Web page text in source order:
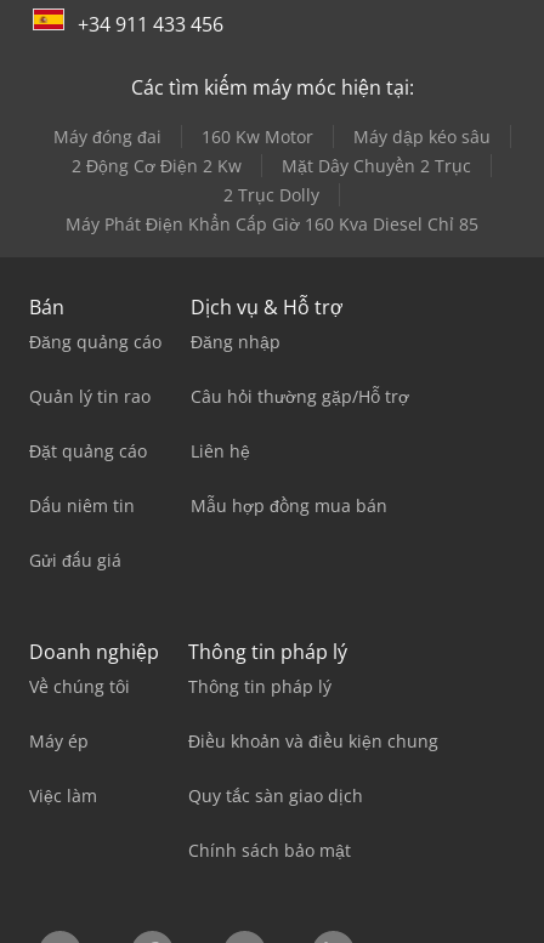
+34 911 433 456
Các tìm kiếm máy móc hiện tại:
Máy đóng đai 160 Kw Motor
Máy dập kéo sâu
2 Động Cơ Điện 2 Kw
Mặt Dây Chuyền 2 Trục
2 Trục Dolly
Máy Phát Điện Khẩn Cấp Giờ 160 Kva Diesel Chỉ 85
Bán
Đăng quảng cáo
Quản lý tin rao
Đặt quảng cáo
Dấu niêm tin
Gửi đấu giá
Dịch vụ & Hỗ trợ
Đăng nhập
Câu hỏi thường gặp/Hỗ trợ
Liên hệ
Mẫu hợp đồng mua bán
Doanh nghiệp
Về chúng tôi
Máy ép
Việc làm
Thông tin pháp lý
Thông tin pháp lý
Điều khoản và điều kiện chung
Quy tắc sàn giao dịch
Chính sách bảo mật